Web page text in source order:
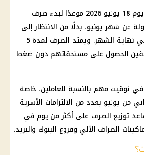
يوم 18 يونيو 2026 موعدًا لبدء صرف
عن شهر يونيو، بدلًا من الانتظار إلى
المواعيد المعتادة في نهاية الشهر. ويمتد الصرف لمدة 5
الحصول على مستحقاتهم دون ضغط
توقيت مهم بالنسبة للعاملين، خاصة
من يونيو بعدد من الالتزامات الأسرية
توزيع الصرف على أكثر من يوم في
الصراف الآلي وفروع البنوك والبريد.